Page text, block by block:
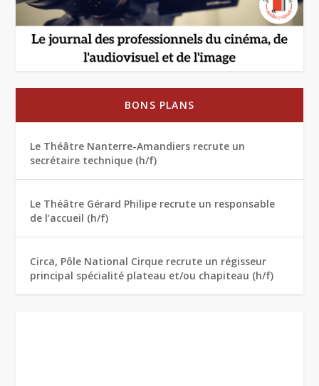
BONS PLANS
Le Théâtre Nanterre-Amandiers recrute un
secrétaire technique (h/f)
Le Théâtre Gérard Philipe recrute un responsable
de l’accueil (h/f)
Circa, Pôle National Cirque recrute un régisseur
principal spécialité plateau et/ou chapiteau (h/f)